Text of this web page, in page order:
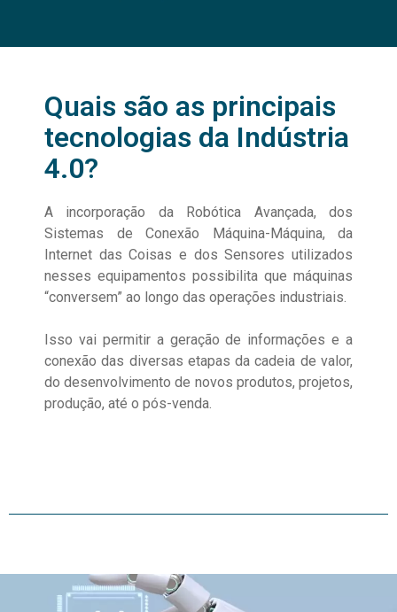
Quais são as principais
tecnologias da Indústria
4.0?
A incorporação da Robótica Avançada, dos
Sistemas de Conexão Máquina-Máquina, da
Internet das Coisas e dos Sensores utilizados
nesses equipamentos possibilita que máquinas
“conversem” ao longo das operações industriais.
Isso vai permitir a geração de informações e a
conexão das diversas etapas da cadeia de valor,
do desenvolvimento de novos produtos, projetos,
produção, até o pós-venda.